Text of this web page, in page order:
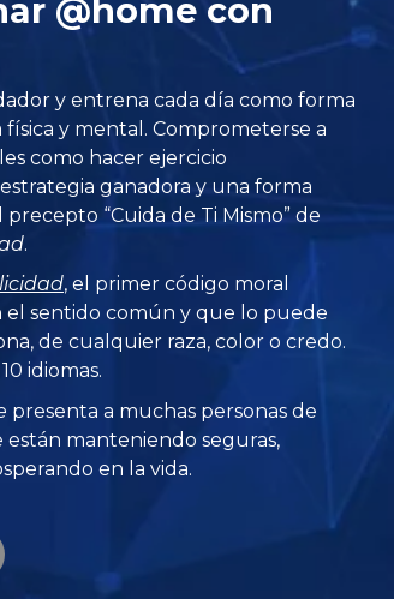
@home con
y entrena cada día como forma
y mental. Comprometerse a
como hacer ejercicio
ganadora y una forma
“Cuida de Ti Mismo” de
.
, el primer código moral
sentido común y que lo puede
de cualquier raza, color o credo.
idiomas.
presenta a muchas personas de
manteniendo seguras,
en la vida.